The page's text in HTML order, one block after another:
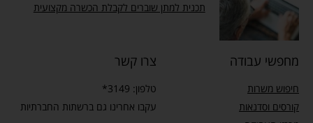
תכנית למתן שוברים לקבלת הכשרה מקצועית
מחפשי עבודה
חיפוש משרות
קורסים וסדנאות
צרו קשר
טלפון: 3149*
עקבו אחרינו גם ברשתות החברתיות